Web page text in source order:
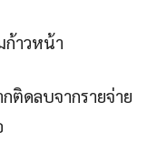
ก้าวหน้า
ติดลบจากรายจ่าย